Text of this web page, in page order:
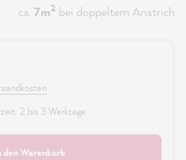
ca. 7m2 bei doppeltem Anstrich
2 bis 3 Werktage
den Warenkorb